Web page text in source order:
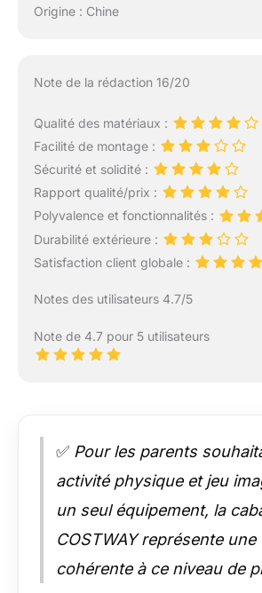
Origine : Chine
Note de la rédaction 16/20
Qualité des matériaux :
Facilité de montage :
Sécurité et solidité :
Rapport qualité/prix :
Polyvalence et fonctionnalités :
Durabilité extérieure :
Satisfaction client globale :
Notes des utilisateurs 4.7/5
Note de 4.7 pour 5 utilisateurs
✅ Pour les parents
activité physique et jeu
un seul équipement, la
COSTWAY représente
cohérente à ce niveau de